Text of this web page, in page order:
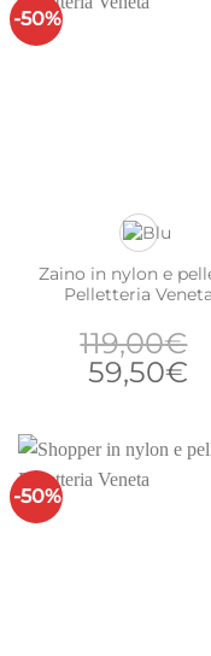
169,00€.
-50%
Zaino in nylon e
Pelletteria Veneta
119,00€
Il
era:
119,00€.
59,50€
è:
-50%